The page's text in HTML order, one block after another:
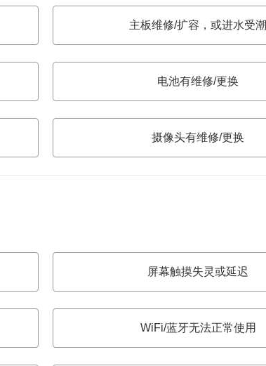
主板维修/扩容，或进水受潮
电池有维修/更换
摄像头有维修/更换
屏幕触摸失灵或延迟
WiFi/蓝牙无法正常使用